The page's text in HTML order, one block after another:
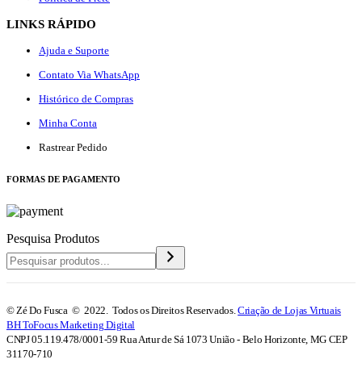
LINKS RÁPIDO
Ajuda e Suporte
Contato Via WhatsApp
Histórico de Compras
Minha Conta
Rastrear Pedido
FORMAS DE PAGAMENTO
Pesquisa Produtos
© Zé Do Fusca © 2022. Todos os Direitos Reservados.Criação de Lojas Virtuais
BH ToFocus Marketing Digital
CNPJ 05.119.478/0001-59 Rua Artur de Sá 1073 União - Belo Horizonte, MG CEP
31170-710